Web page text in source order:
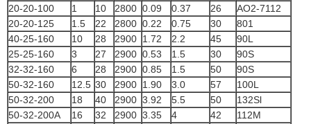
20-20-100
1 10 2800 0.09 0.37 26
AO2-7112
20-20-125
1.5 22 2800 0.22 0.75 30
801
40-25-160
10 28 2900 1.72 2.2 45
90L
25-25-160
3 27 2900 0.53 1.5 30
90S
32-32-160
6 28 2900 0.85 1.5 50
90S
50-32-160
12.5 30 2900 1.90 3.0 57
100L
50-32-200
18 40 2900 3.92 5.5 50
132Sl
50-32-200A
16 32 2900 3.35 4 42
112M